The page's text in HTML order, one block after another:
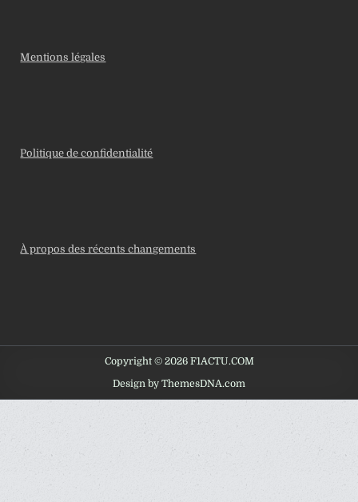
Mentions légales
Politique de confidentialité
À propos des récents changements
Copyright © 2026 F1ACTU.COM
Design by ThemesDNA.com